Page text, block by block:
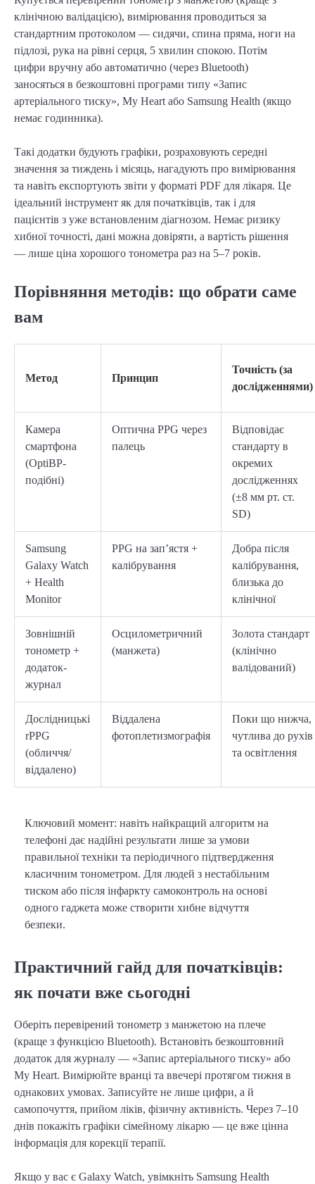
клінічною валідацією), вимірювання проводиться за
стандартним протоколом — сидячи, спина пряма, ноги на
підлозі, рука на рівні серця, 5 хвилин спокою. Потім
цифри вручну або автоматично (через Bluetooth)
заносяться в безкоштовні програми типу «Запис
артеріального тиску», My Heart або Samsung Health (якщо
немає годинника).
Такі додатки будують графіки, розраховують середні
значення за тиждень і місяць, нагадують про вимірювання
та навіть експортують звіти у форматі PDF для лікаря. Це
ідеальний інструмент як для початківців, так і для
пацієнтів з уже встановленим діагнозом. Немає ризику
хибної точності, дані можна довіряти, а вартість рішення
— лише ціна хорошого тонометра раз на 5–7 років.
Порівняння методів: що обрати саме
вам
Метод Принцип
Точність (за
дослідженнями)
Камера
смартфона
(OptiBP-
подібні)
Оптична PPG через
палець
Відповідає
стандарту в
окремих
дослідженнях
(±8 мм рт. ст.
SD)
Samsung
Galaxy Watch
+ Health
Monitor
PPG на зап’ястя +
калібрування
Добра після
калібрування,
близька до
клінічної
Зовнішній
тонометр +
додаток-
журнал
Осцилометричний
(манжета)
Золота стандарт
(клінічно
валідований)
Дослідницькі
rPPG
(обличчя/
віддалено)
Віддалена
фотоплетизмографія
Поки що нижча,
чутлива до рухів
та освітлення
Ключовий момент: навіть найкращий алгоритм на
телефоні дає надійні результати лише за умови
правильної техніки та періодичного підтвердження
класичним тонометром. Для людей з нестабільним
тиском або після інфаркту самоконтроль на основі
одного гаджета може створити хибне відчуття
безпеки.
Практичний гайд для початківців:
як почати вже сьогодні
Оберіть перевірений тонометр з манжетою на плече
(краще з функцією Bluetooth). Встановіть безкоштовний
додаток для журналу — «Запис артеріального тиску» або
My Heart. Вимірюйте вранці та ввечері протягом тижня в
однакових умовах. Записуйте не лише цифри, а й
самопочуття, прийом ліків, фізичну активність. Через 7–10
днів покажіть графіки сімейному лікарю — це вже цінна
інформація для корекції терапії.
Якщо у вас є Galaxy Watch, увімкніть Samsung Health